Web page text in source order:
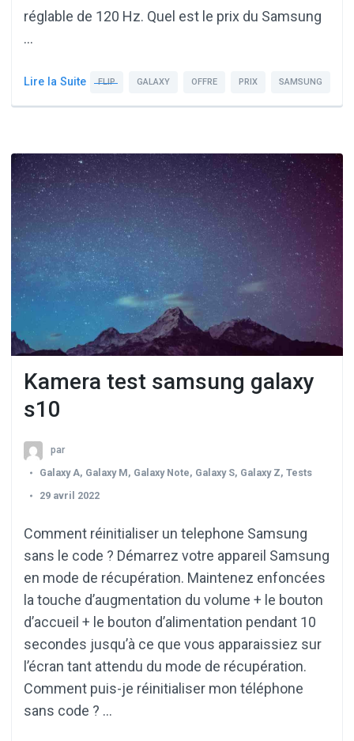
réglable de 120 Hz. Quel est le prix du Samsung
…
Lire la Suite FLIP GALAXY OFFRE PRIX SAMSUNG
Kamera test samsung galaxy
s10
par
Galaxy A, Galaxy M, Galaxy Note, Galaxy S, Galaxy Z, Tests
29 avril 2022
Comment réinitialiser un telephone Samsung
sans le code ? Démarrez votre appareil Samsung
en mode de récupération. Maintenez enfoncées
la touche d’augmentation du volume + le bouton
d’accueil + le bouton d’alimentation pendant 10
secondes jusqu’à ce que vous apparaissiez sur
l’écran tant attendu du mode de récupération.
Comment puis-je réinitialiser mon téléphone
sans code ? …